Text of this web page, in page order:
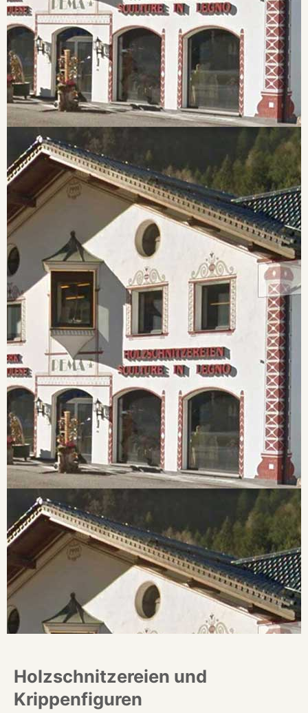
Holzschnitzereien und
Krippenfiguren